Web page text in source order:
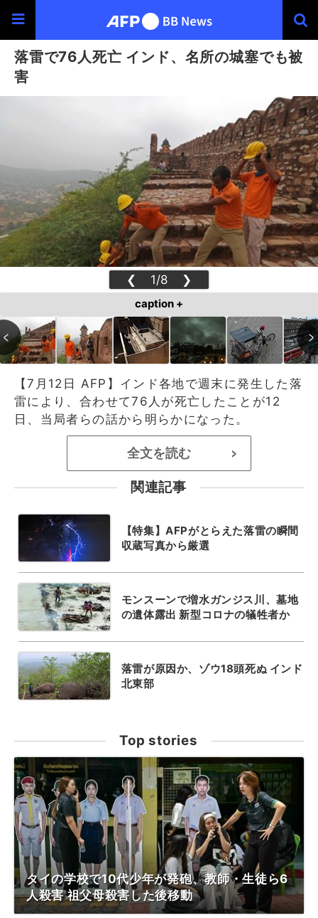
落雷で76人死亡 インド、名所の城塞でも被
害
❮ 1/8 ❯
caption +
【7月12日 AFP】インド各地で週末に発生した落
雷により、合わせて76人が死亡したことが12
日、当局者らの話から明らかになった。
全文を読む >
関連記事
【特集】AFPがとらえた落雷の瞬間
収蔵写真から厳選
モンスーンで増水ガンジス川、墓地
の遺体露出 新型コロナの犠牲者か
落雷が原因か、ゾウ18頭死ぬ インド
北東部
Top stories
タイの学校で10代少年が発砲、教師・生徒ら6
人殺害 祖父母殺害した後移動